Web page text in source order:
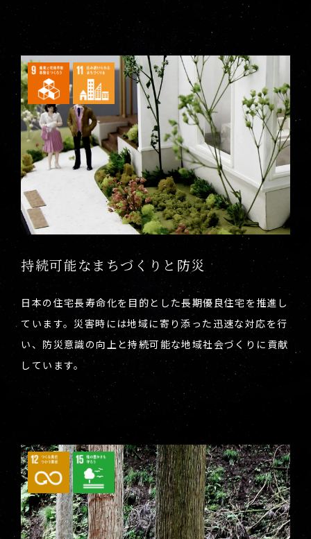
持続可能なまちづくりと防災
日本の住宅長寿命化を目的とした長期優良住宅を推進し
ています。災害時には地域に寄り添った迅速な対応を行
い、防災意識の向上と持続可能な地域社会づくりに貢献
しています。